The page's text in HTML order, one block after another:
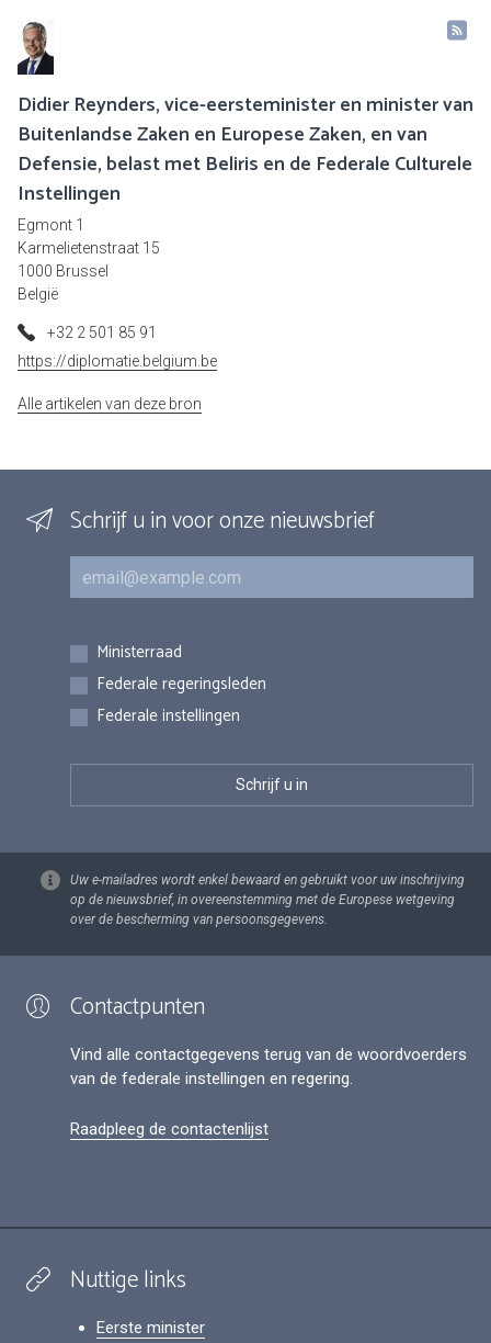
Didier Reynders, vice-eersteminister en minister van
Buitenlandse Zaken en Europese Zaken, en van
Defensie, belast met Beliris en de Federale Culturele
Instellingen
Egmont 1
Karmelietenstraat 15
1000 Brussel
België
+32 2 501 85 91
https://diplomatie.belgium.be
Alle artikelen van deze bron
Schrijf u in voor onze nieuwsbrief
E-mail
Inschrijvingen
Ministerraad
Federale regeringsleden
Federale instellingen
Uw e-mailadres wordt enkel bewaard en gebruikt voor uw inschrijving
op de nieuwsbrief, in overeenstemming met de Europese wetgeving
over de bescherming van persoonsgegevens.
Contactpunten
Vind alle contactgegevens terug van de woordvoerders
van de federale instellingen en regering.
Raadpleeg de contactenlijst
Nuttige links
Eerste minister